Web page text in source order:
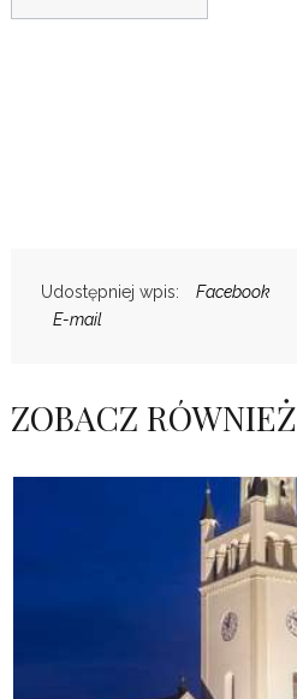
Udostępniej wpis: Facebook
E-mail
ZOBACZ RÓWNIEŻ